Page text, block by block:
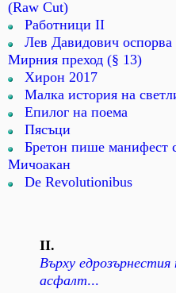
(Raw Cut)
Работници ІІ
Лев Давидович оспорва
Мирния преход (§ 13)
Хирон 2017
Малка история на
Епилог на поема
Пясъци
Бретон пише манифест
Мичоакан
De Revolutionibus
ІІ.
Върху едрозърнестия
асфалт...